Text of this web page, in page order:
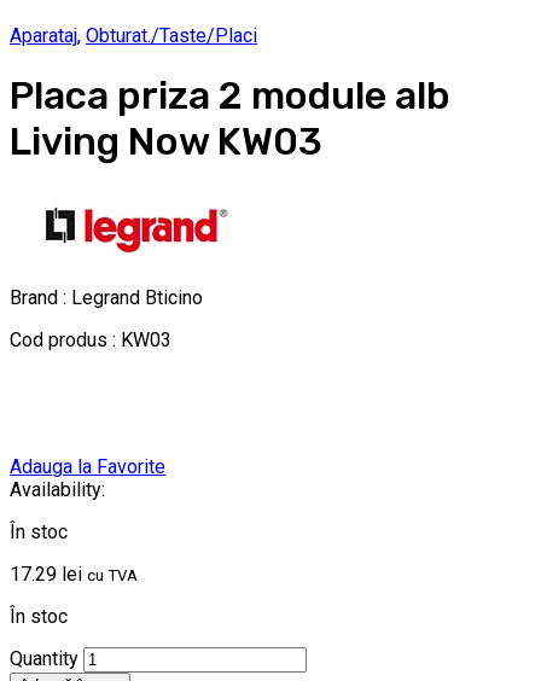
Aparataj, Obturat./Taste/Placi
Placa priza 2 module alb
Living Now KW03
Brand : Legrand Bticino
Cod produs : KW03
Adauga la Favorite
Availability:
În stoc
17.29 lei cu TVA
În stoc
Quantity